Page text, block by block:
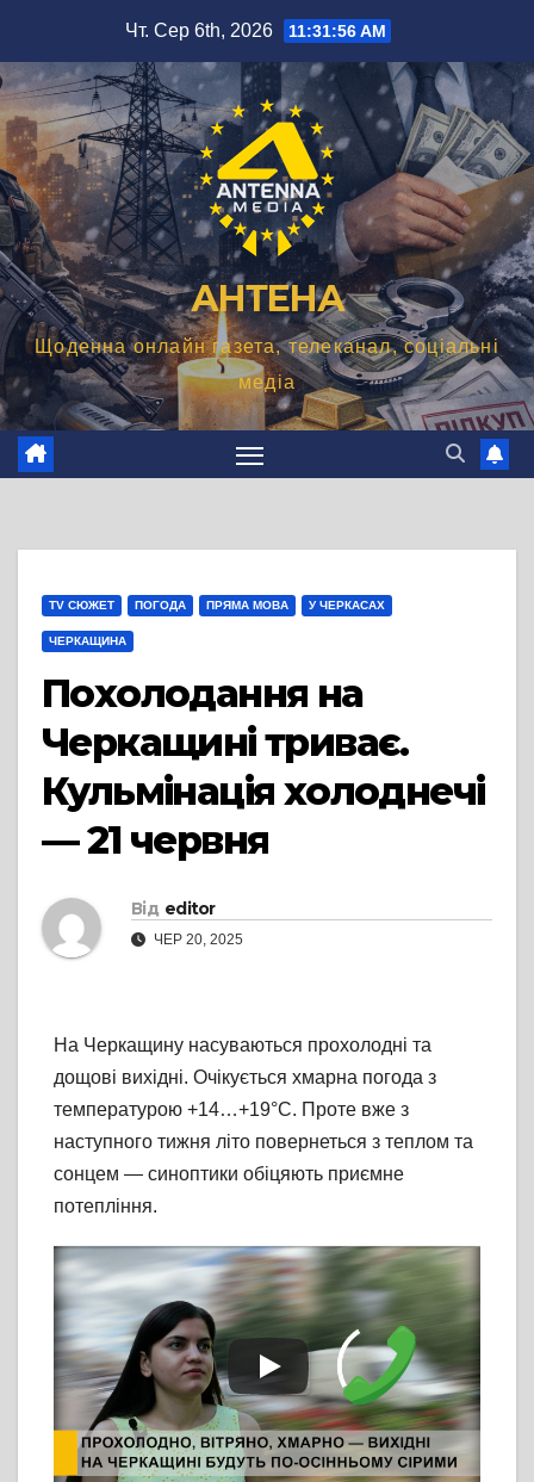
вмісту
Чт. Сер 6th, 2026 11:31:57 AM
АНТЕНА
Щоденна онлайн газета, телеканал, соціальні
медіа
TV СЮЖЕТ ПОГОДА ПРЯМА МОВА У ЧЕРКАСАХ
ЧЕРКАЩИНА
Похолодання на
Черкащині триває.
Кульмінація холоднечі
— 21 червня
Від editor
ЧЕР 20, 2025
На Черкащину насуваються прохолодні та
дощові вихідні. Очікується хмарна погода з
температурою +14…+19°C. Проте вже з
наступного тижня літо повернеться з теплом та
сонцем — синоптики обіцяють приємне
потепління.